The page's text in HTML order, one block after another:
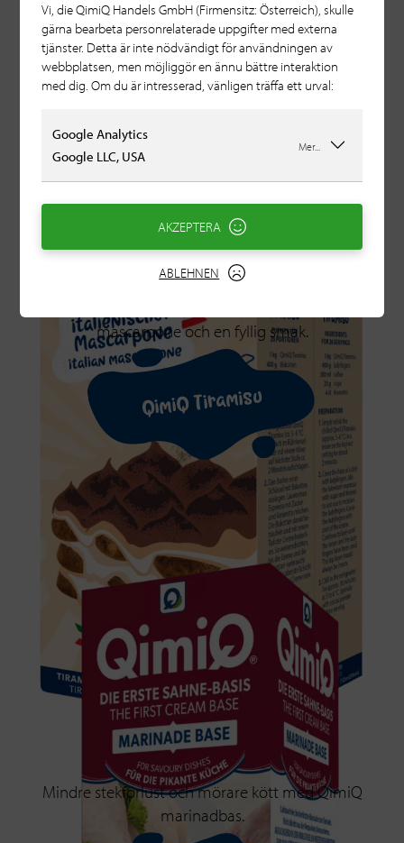
mascarpone och en fyllig smak.
QimiQ Tiramisu
Mindre stekförlust och mörare kött med QimiQ
marinadbas.
Vi, die QimiQ Handels GmbH (Firmensitz: Österreich), skulle
gärna bearbeta personrelaterade uppgifter med externa
tjänster. Detta är inte nödvändigt för användningen av
webbplatsen, men möjliggör en ännu bättre interaktion
med dig. Om du är intresserad, vänligen träffa ett urval:
Google Analytics
Google LLC, USA
Mer...
ABLEHNEN
AKZEPTERA